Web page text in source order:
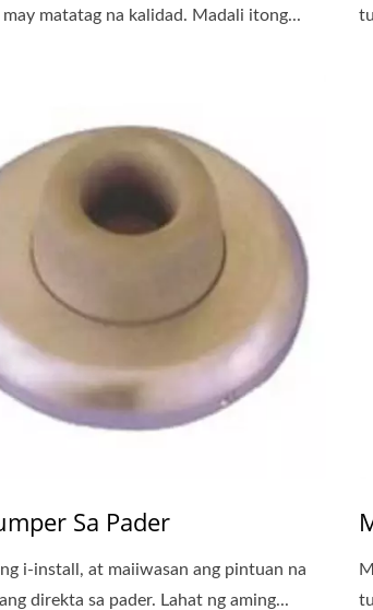
may matatag na kalidad. Madali itong...
Sa Pader
i-install, at maiiwasan ang pintuan na
direkta sa pader. Lahat ng aming...